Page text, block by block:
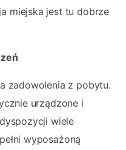
miejska jest tu dobrze
zadowolenia z pobytu.
urządzone i
wiele
wyposażoną